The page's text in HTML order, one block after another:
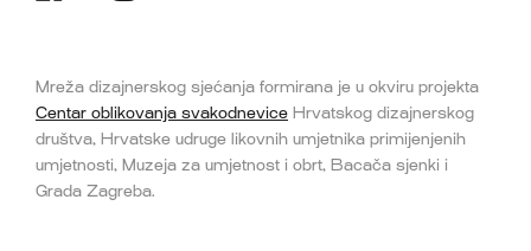
Mreža dizajnerskog sjećanja formirana je u okviru projekta
Centar oblikovanja svakodnevice Hrvatskog dizajnerskog
društva, Hrvatske udruge likovnih umjetnika primijenjenih
umjetnosti, Muzeja za umjetnost i obrt, Bacača sjenki i
Grada Zagreba.